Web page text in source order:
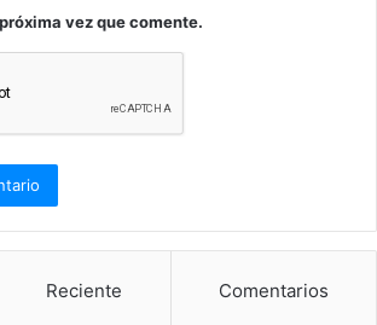
vez que comente.
Reciente Comentarios